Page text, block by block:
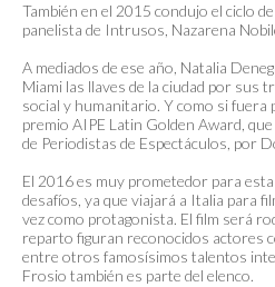
También en el 2015 condujo el ciclo
panelista de Intrusos, Nazarena
A mediados de ese año, Natalia
Miami las llaves de la ciudad por sus
social y humanitario. Y como si fuera
premio AIPE Latin Golden Award,
de Periodistas de Espectáculos, por
El 2016 es muy prometedor para
desafíos, ya que viajará a Italia para
vez como protagonista. El film será
reparto figuran reconocidos actores
entre otros famosísimos talentos
Frosio también es parte del elenco.